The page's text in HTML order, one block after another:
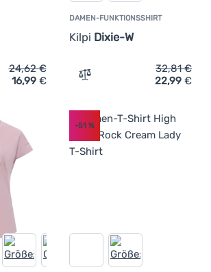
'Damen-T-Shirt Kilpi Los-W' hinzufügen
24,62€
16,99 €
DAMEN-FUNKTIONSSHIRT
Kilpi Dixie-W
Zum Vergleich 'Damen-
32,81€
22,99 €
-51 %